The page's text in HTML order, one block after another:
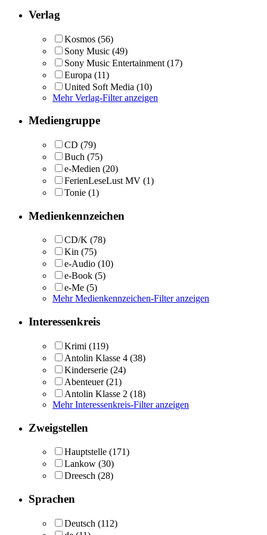
Verlag
Kosmos (56)
Sony Music (49)
Sony Music Entertainment (17)
Europa (11)
United Soft Media (10)
Mehr Verlag-Filter anzeigen
Mediengruppe
CD (79)
Buch (75)
e-Medien (20)
FerienLeseLust MV (1)
Tonie (1)
Medienkennzeichen
CD/K (78)
Kin (75)
e-Audio (10)
e-Book (5)
e-Me (5)
Mehr Medienkennzeichen-Filter anzeigen
Interessenkreis
Krimi (119)
Antolin Klasse 4 (38)
Kinderserie (24)
Abenteuer (21)
Antolin Klasse 2 (18)
Mehr Interessenkreis-Filter anzeigen
Zweigstellen
Hauptstelle (171)
Lankow (30)
Dreesch (28)
Sprachen
Deutsch (112)